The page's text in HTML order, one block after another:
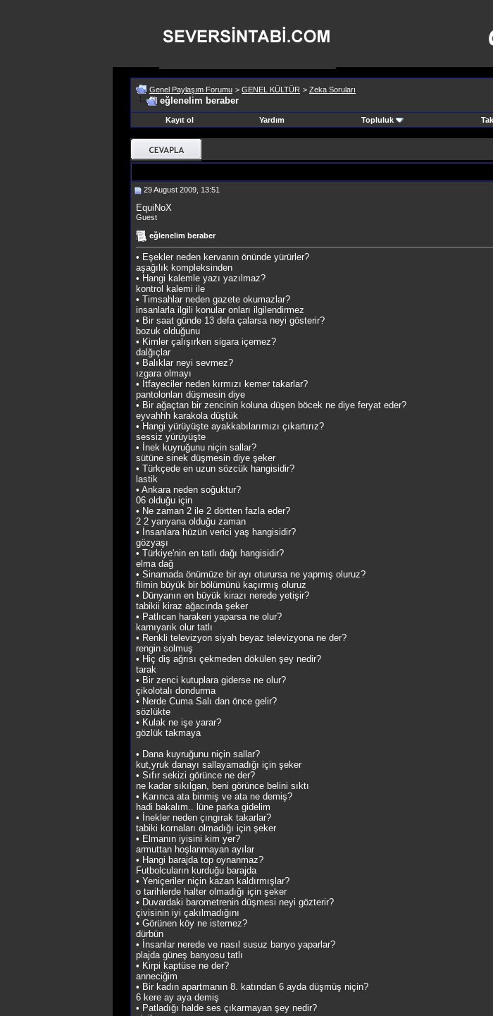
Genel Paylaşım Forumu > GENEL KÜLTÜR > Zeka Soruları
eğlenelim beraber
Kayıt ol
Yardım Topluluk
29 August 2009, 13:51
EquiNoX
Guest
eğlenelim beraber
• Eşekler neden kervanın önünde yürürler?
aşağılık kompleksinden
• Hangi kalemle yazı yazılmaz?
kontrol kalemi ile
• Timsahlar neden gazete okumazlar?
insanlarla ilgili konular onları ilgilendirmez
• Bir saat günde 13 defa çalarsa neyi gösterir?
bozuk olduğunu
• Kimler çalışırken sigara içemez?
dalğıçlar
• Balıklar neyi sevmez?
ızgara olmayı
• İtfayeciler neden kırmızı kemer takarlar?
pantolonları düşmesin diye
• Bir ağaçtan bir zencinin koluna düşen böcek ne diye feryat eder?
eyvahhh karakola düştük
• Hangi yürüyüşte ayakkabılarımızı çıkartırız?
sessiz yürüyüşte
• İnek kuyruğunu niçin sallar?
sütüne sinek düşmesin diye şeker
• Türkçede en uzun sözcük hangisidir?
lastik
• Ankara neden soğuktur?
06 olduğu için
• Ne zaman 2 ile 2 dörtten fazla eder?
2 2 yanyana olduğu zaman
• İnsanlara hüzün verici yaş hangisidir?
gözyaşı
• Türkiye'nin en tatlı dağı hangisidir?
elma dağ
• Sinamada önümüze bir ayı oturursa ne yapmış oluruz?
filmin büyük bir bölümünü kaçırmış oluruz
• Dünyanın en büyük kirazı nerede yetişir?
tabikii kiraz ağacında şeker
• Patlıcan harakeri yaparsa ne olur?
karnıyarık olur tatlı
• Renkli televizyon siyah beyaz televizyona ne der?
rengin solmuş
• Hiç diş ağrısı çekmeden dökülen şey nedir?
tarak
• Bir zenci kutuplara giderse ne olur?
çikolotalı dondurma
• Nerde Cuma Salı dan önce gelir?
sözlükte
• Kulak ne işe yarar?
gözlük takmaya
• Dana kuyruğunu niçin sallar?
kut,yruk danayı sallayamadığı için şeker
• Sıfır sekizi görünce ne der?
ne kadar sıkılgan, beni görünce belini sıktı
• Karınca ata binmiş ve ata ne demiş?
hadi bakalım.. lüne parka gidelim
• İnekler neden çıngırak takarlar?
tabiki kornaları olmadığı için şeker
• Elmanın iyisini kim yer?
armuttan hoşlanmayan ayılar
• Hangi barajda top oynanmaz?
Futbolcuların kurduğu barajda
• Yeniçeriler niçin kazan kaldırmışlar?
o tarihlerde halter olmadığı için şeker
• Duvardaki barometrenin düşmesi neyi gözterir?
çivisinin iyi çakılmadığını
• Görünen köy ne istemez?
dürbün
• İnsanlar nerede ve nasıl susuz banyo yaparlar?
plajda güneş banyosu tatlı
• Kirpi kaptüse ne der?
anneciğim
• Bir kadın apartmanın 8. katından 6 ayda düşmüş niçin?
6 kere ay aya demiş
• Patladığı halde ses çıkarmayan şey nedir?